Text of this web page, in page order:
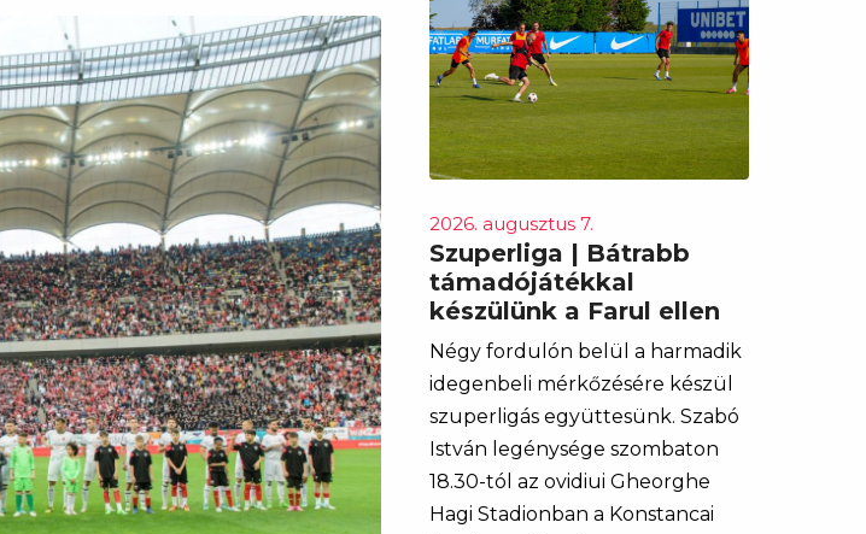
2026. augusztus 7.
Szuperliga | Bátrabb
támadójátékkal
készülünk a Farul ellen
Négy fordulón belül a harmadik
idegenbeli mérkőzésére készül
szuperligás együttesünk. Szabó
István legénysége szombaton
18.30-tól az ovidiui Gheorghe
Hagi Stadionban a Konstancai